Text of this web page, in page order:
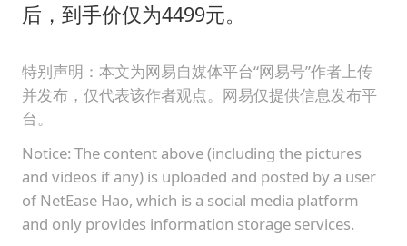
后，到手价仅为4499元。
特别声明：本文为网易自媒体平台“网易号”作者上传
并发布，仅代表该作者观点。网易仅提供信息发布平
台。
Notice: The content above (including the pictures
and videos if any) is uploaded and posted by a user
of NetEase Hao, which is a social media platform
and only provides information storage services.